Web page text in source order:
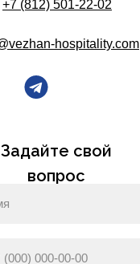
+7 (812) 501-22-02
hospitality.com
Задайте свой
вопрос